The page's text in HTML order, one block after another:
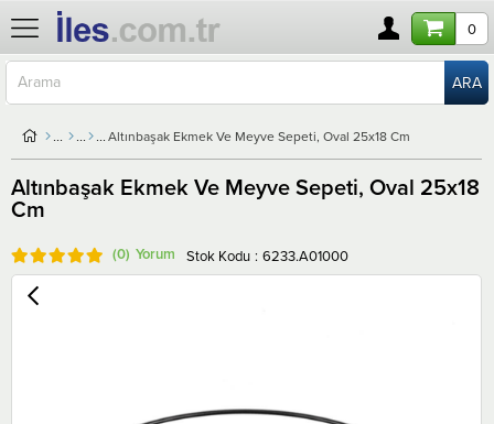
0
Altınbaşak Ekmek Ve Meyve Sepeti, Oval 25x18 Cm
Altınbaşak Ekmek Ve Meyve Sepeti, Oval 25x18
Cm
(0) Stok Kodu 6233.A01000